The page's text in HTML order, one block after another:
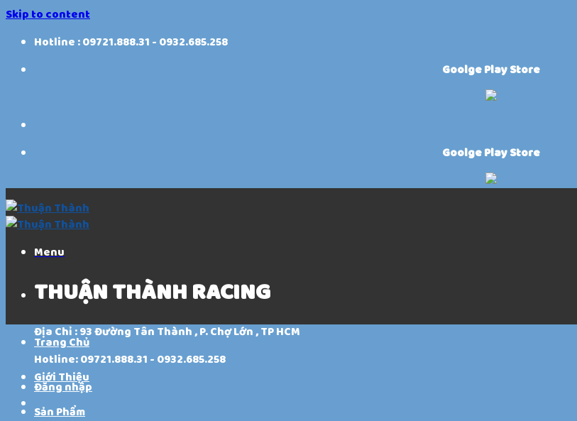
Skip to content
Hotline : 09721.888.31 - 0932.685.258
Goolge Play Store
Goolge Play Store
Menu
THUẬN THÀNH RACING
Địa Chỉ : 93 Đường Tân Thành , P. Chợ Lớn , TP HCM
Hotline: 09721.888.31 - 0932.685.258
Đăng nhập
Trang Chủ
Giới Thiệu
Sản Phẩm